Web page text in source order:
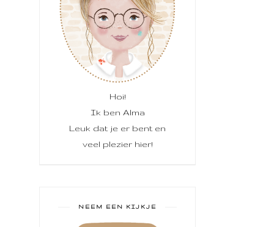
Hoi!
Ik ben Alma
Leuk dat je er bent en
veel plezier hier!
NEEM EEN KIJKJE